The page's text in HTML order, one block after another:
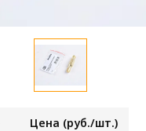
Цена (руб./шт.)